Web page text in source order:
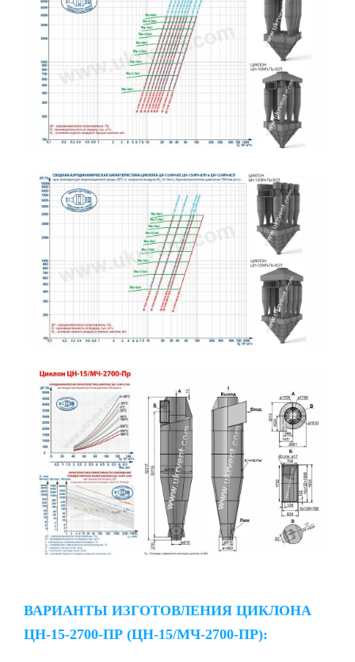
ВАРИАНТЫ ИЗГОТОВЛЕНИЯ ЦИКЛОНА
ЦН-15-2700-ПР (ЦН-15/МЧ-2700-ПР):